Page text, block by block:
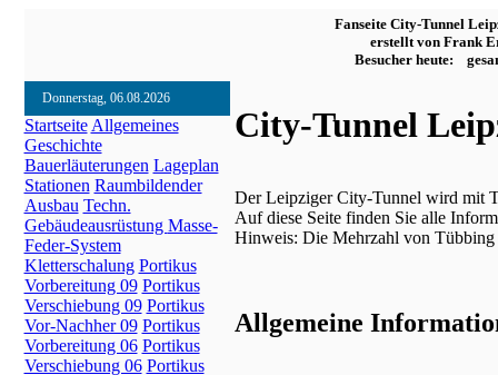
Fanseite City-Tunnel
erstellt von Frank
Besucher heute:
Donnerstag, 06.08.2026
Startseite Allgemeines
Geschichte
Bauerläuterungen Lageplan
Stationen Raumbildender
Ausbau Techn.
Gebäudeausrüstung Masse-
Feder-System
Kletterschalung Portikus
Vorbereitung 09 Portikus
Verschiebung 09 Portikus
Vor-Nachher 09 Portikus
Vorbereitung 06 Portikus
Verschiebung 06 Portikus
City-Tunnel
Der Leipziger City-Tunnel wird mit
Auf diese Seite finden Sie alle
Hinweis: Die Mehrzahl von
Allgemeine